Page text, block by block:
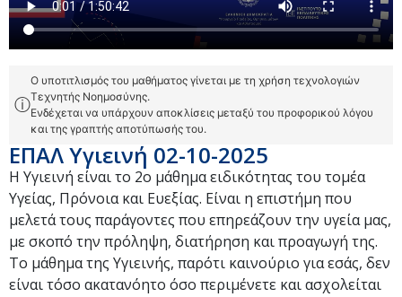
ⓘ
Ο υποτιτλισμός του μαθήματος γίνεται με τη χρήση τεχνολογιών
Τεχνητής Νοημοσύνης.
Ενδέχεται να υπάρχουν αποκλίσεις μεταξύ του προφορικού λόγου
και της γραπτής αποτύπωσής του.
ΕΠΑΛ Υγιεινή 02-10-2025
Η Υγιεινή είναι το 2ο μάθημα ειδικότητας του τομέα
Υγείας, Πρόνοια και Ευεξίας. Είναι η επιστήμη που
μελετά τους παράγοντες που επηρεάζουν την υγεία μας,
με σκοπό την πρόληψη, διατήρηση και προαγωγή της.
Το μάθημα της Υγιεινής, παρότι καινούριο για εσάς, δεν
είναι τόσο ακατανόητο όσο περιμένετε και ασχολείται